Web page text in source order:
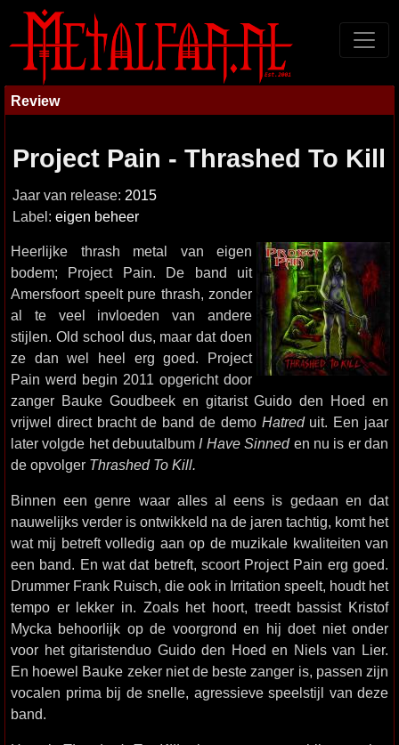
Review
Project Pain - Thrashed To Kill
Jaar van release: 2015
Label: eigen beheer
Heerlijke thrash metal van eigen
bodem; Project Pain. De band uit
Amersfoort speelt pure thrash, zonder
al te veel invloeden van andere
stijlen. Old school dus, maar dat doen
ze dan wel heel erg goed. Project
Pain werd begin 2011 opgericht door
zanger Bauke Goudbeek en gitarist Guido den Hoed en
vrijwel direct bracht de band de demo Hatreduit. Een jaar
later volgde het debuutalbum I Have Sinneden nu is er dan
de opvolger Thrashed To Kill.
Binnen een genre waar alles al eens is gedaan en dat
nauwelijks verder is ontwikkeld na de jaren tachtig, komt het
wat mij betreft volledig aan op de muzikale kwaliteiten van
een band. En wat dat betreft, scoort Project Pain erg goed.
Drummer Frank Ruisch, die ook in Irritation speelt, houdt het
tempo er lekker in. Zoals het hoort, treedt bassist Kristof
Mycka behoorlijk op de voorgrond en hij doet niet onder
voor het gitaristenduo Guido den Hoed en Niels van Lier.
En hoewel Bauke zeker niet de beste zanger is, passen zijn
vocalen prima bij de snelle, agressieve speelstijl van deze
band.